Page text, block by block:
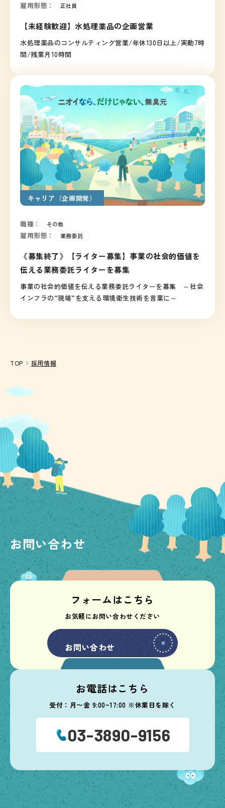
雇用形態： 正社員
【未経験歓迎】水処理薬品の企画営業
水処理薬品のコンサルティング営業/年休130日以上/実動7時
間/残業月10時間
キャリア（企画開発）
職種： その他
雇用形態： 業務委託
《募集終了》【ライター募集】事業の社会的価値を
伝える業務委託ライターを募集
事業の社会的価値を伝える業務委託ライターを募集　～社会
インフラの“現場”を支える環境衛生技術を言葉に～
TOP 採用情報
お問い合わせ
フォームはこちら
お気軽にお問い合わせください
お問い合わせ
お問い合わせ
お電話はこちら
受付：月〜金 9:00~17:00 ※休業日を除く
03-3890-9156